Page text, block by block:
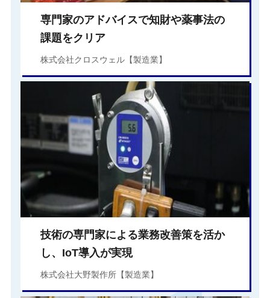
専門家のアドバイスで知財や薬事法の
課題をクリア
株式会社クロスウェル【製造業】
技術の専門家による業務改善策を活か
し、IoT導入が実現
株式会社大野製作所【製造業】